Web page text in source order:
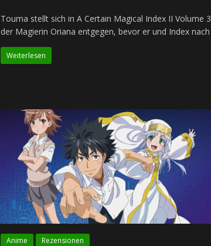
Touma stellt sich in A Certain Magical Index II Volume 3
der Magierin Oriana entgegen, bevor er und Index nach
Weiterlesen
Anime Rezensionen